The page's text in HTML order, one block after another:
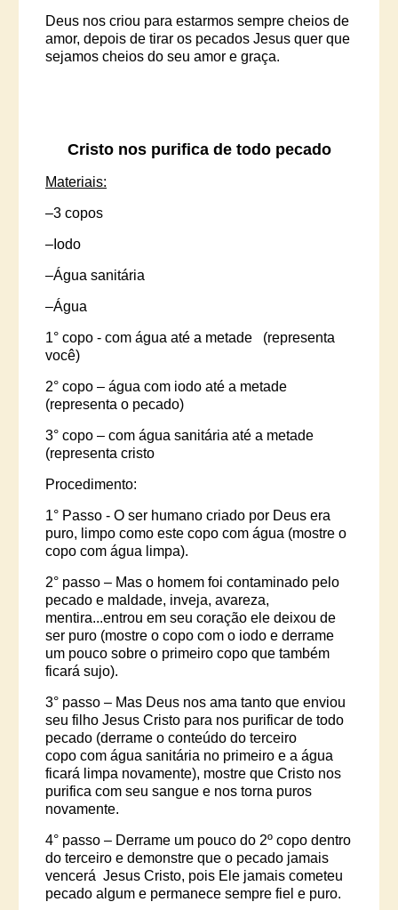
Deus nos criou para estarmos sempre cheios de
amor, depois de tirar os pecados Jesus quer que
sejamos cheios do seu amor e graça.
Cristo nos purifica de todo pecado
Materiais:
–3 copos
– Iodo
–Água sanitária
–Água
1° copo - com água até a metade
(representa
você)
2° copo – água com iodo até a metade
(representa o pecado)
3° copo – com água sanitária até a metade
(representa cristo
Procedimento:
1° Passo - O ser humano criado por Deus era
puro, limpo como este copo com água (mostre o
copo com água limpa).
2° passo – Mas o homem foi contaminado pelo
pecado e maldade, inveja, avareza,
mentira...entrou em seu coração ele deixou de
ser puro (mostre o copo com o iodo e derrame
um pouco sobre o primeiro copo que também
ficará sujo).
3° passo – Mas Deus nos ama tanto que enviou
seu filho Jesus Cristo para nos purificar de todo
pecado (derrame o conteúdo do terceiro
copo com água sanitária no primeiro e a água
ficará limpa novamente), mostre que Cristo nos
purifica com seu sangue e nos torna puros
novamente.
4° passo – Derrame um pouco do 2º copo dentro
do terceiro e demonstre que o pecado jamais
vencerá Jesus Cristo, pois Ele jamais cometeu
pecado algum e permanece sempre fiel e puro.